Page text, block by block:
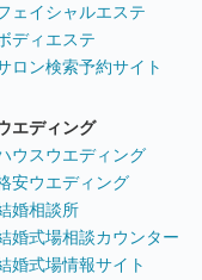
ェイシャルエステ
ディエステ
ロン検索予約サイト
エディング
ウスウエディング
安ウエディング
婚相談所
婚式場相談カウンター
婚式場情報サイト